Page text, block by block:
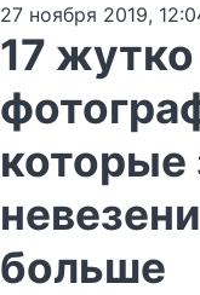
27 ноября 2019,
17
которые
больше